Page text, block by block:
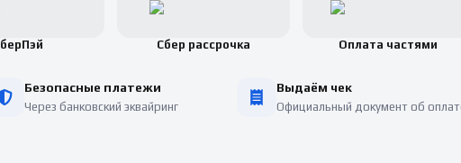
Сбер рассрочка Оплата частями
Безопасные платежи
Через банковский эквайринг
Выдаём чек
Официальный документ об